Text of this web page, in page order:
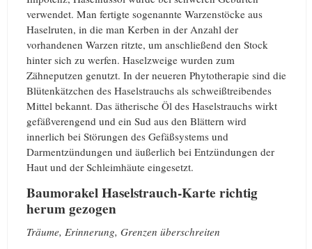
verwendet. Man fertigte sogenannte Warzenstöcke aus
Haselruten, in die man Kerben in der Anzahl der
vorhandenen Warzen ritzte, um anschließend den Stock
hinter sich zu werfen. Haselzweige wurden zum
Zähneputzen genutzt. In der neueren Phytotherapie sind die
Blütenkätzchen des Haselstrauchs als schweißtreibendes
Mittel bekannt. Das ätherische Öl des Haselstrauchs wirkt
gefäßverengend und ein Sud aus den Blättern wird
innerlich bei Störungen des Gefäßsystems und
Darmentzündungen und äußerlich bei Entzündungen der
Haut und der Schleimhäute eingesetzt.
Baumorakel Haselstrauch-Karte richtig
herum gezogen
Träume, Erinnerung, Grenzen überschreiten